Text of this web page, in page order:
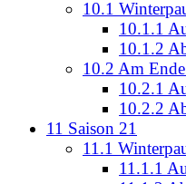
10.1
10.1.1
10.1.2
10.2 Am
10.2.1
10.2.2
11 Saison 21
11.1
11.1.1